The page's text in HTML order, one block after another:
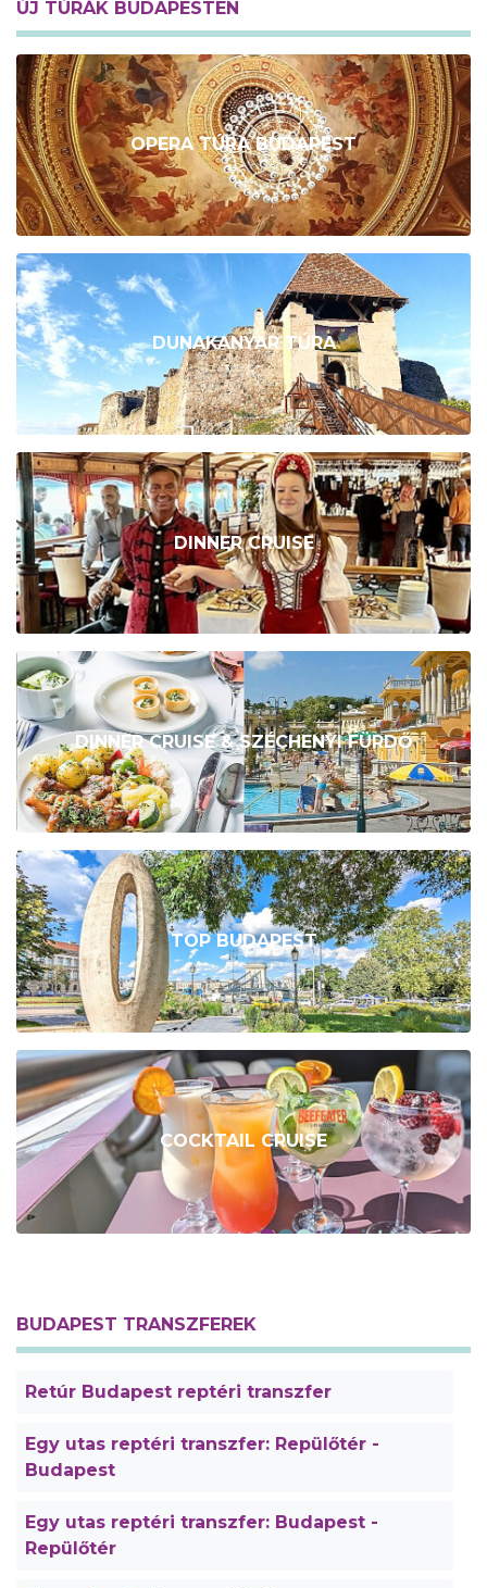
ÚJ TÚRÁK BUDAPESTEN
OPERA TÚRA BUDAPEST
DUNAKANYAR TÚRA
DINNER CRUISE
DINNER CRUISE & SZÉCHENYI FÜRDŐ
TOP BUDAPEST
COCKTAIL CRUISE
BUDAPEST TRANSZFEREK
Retúr Budapest reptéri transzfer
Egy utas reptéri transzfer: Repülőtér -
Budapest
Egy utas reptéri transzfer: Budapest -
Repülőtér